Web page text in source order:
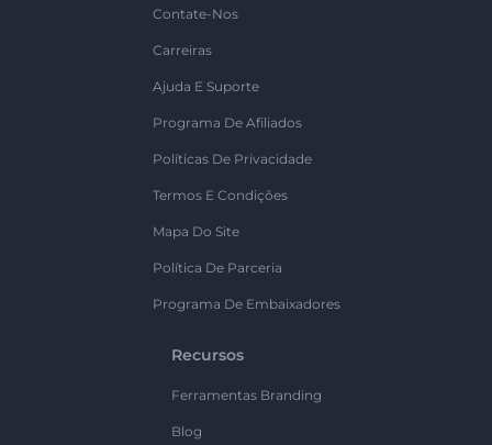
Contate-Nos
Carreiras
Ajuda E Suporte
Programa De Afiliados
Políticas De Privacidade
Termos E Condições
Mapa Do Site
Política De Parceria
Programa De Embaixadores
Recursos
Ferramentas Branding
Blog